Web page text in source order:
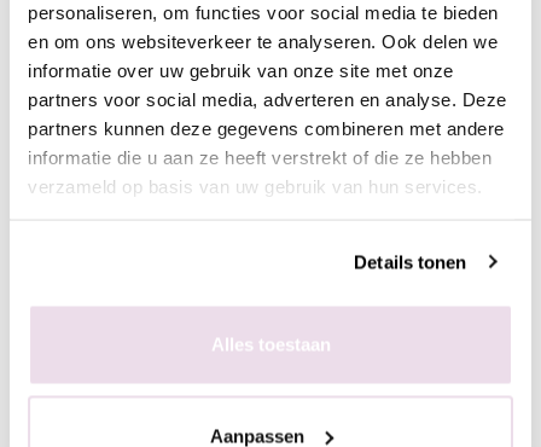
personaliseren, om functies voor social media te bieden
en om ons websiteverkeer te analyseren. Ook delen we
informatie over uw gebruik van onze site met onze
partners voor social media, adverteren en analyse. Deze
partners kunnen deze gegevens combineren met andere
informatie die u aan ze heeft verstrekt of die ze hebben
verzameld op basis van uw gebruik van hun services.
Details tonen
Alles toestaan
Aanpassen
(€ 4,24 incl. btw) (€ 22,93 incl. btw)
€ 20,95
Wit 50st
€ 20,95